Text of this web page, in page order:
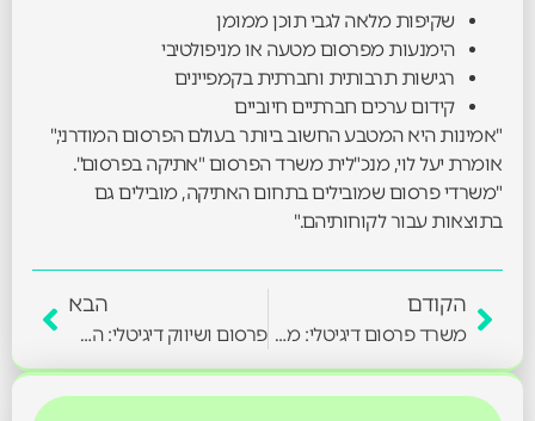
שקיפות מלאה לגבי תוכן ממומן
הימנעות מפרסום מטעה או מניפולטיבי
רגישות תרבותית וחברתית בקמפיינים
קידום ערכים חברתיים חיוביים
"אמינות היא המטבע החשוב ביותר בעולם הפרסום המודרני,"
אומרת יעל לוי, מנכ"לית משרד הפרסום "אתיקה בפרסום".
"משרדי פרסום שמובילים בתחום האתיקה, מובילים גם
בתוצאות עבור לקוחותיהם."
הקודם
משרד פרסום דיגיטלי: מהפכה בעולם הקידום העסקי המקוון
הבא
פרסום ושיווק דיגיטלי: המהפכה שמשנה את כללי המשחק בעולם העסקי הישראלי